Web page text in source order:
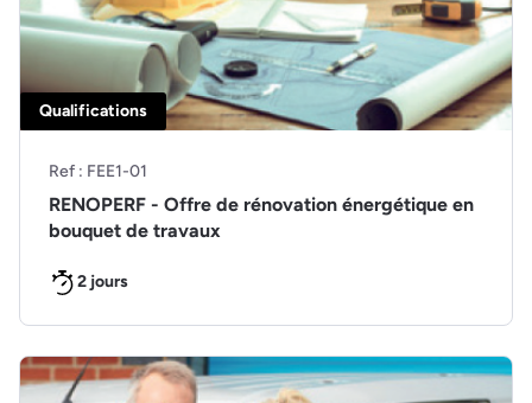
Ref : FEE1-01
RENOPERF - Offre de rénovation énergétique en
bouquet de travaux
2 jours
Qualifications